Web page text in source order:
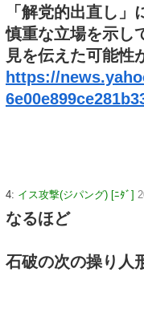
「解党的出直し
慎重な立場を示し
見を伝えた可能性
https://
4: イス攻撃(ジパング) [ﾆﾀﾞ]
なるほど
石破の次の操り人